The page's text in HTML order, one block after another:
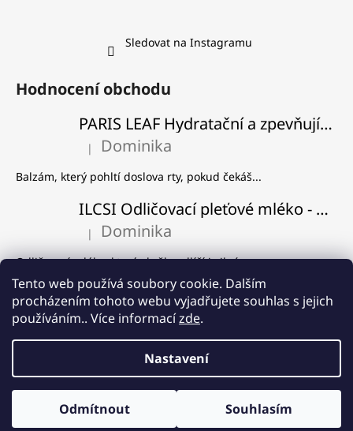
Tento web používá soubory cookie. Dalším
procházením tohoto webu vyjadřujete souhlas s jejich
používáním.. Více informacízde.
Nastavení
Odmítnout Souhlasím
8% SLEVA na produkt měsíce! ❤️ Pleťový peeling Mořský písek a
Sledovat na Instagramu
Hodnocení obchodu
PARIS LEAF Hydratační a zpevňující balzám na rty
Hodnocení produktu je 5 z 5 hvězdiček.
| Dominika
Balzám, který pohltí doslova rty, pokud čekáš...
ILCSI Odličovací pleťové mléko - Višeň a švestka
Hodnocení produktu je 5 z 5 hvězdiček.
| Dominika
Odličovací mléko, které skvěle odlíčí i silný...
ILCSI Čistící gel - Mydlice lékařská
Hodnocení produktu je 5 z 5 hvězdiček.
| Dominika
Copyright 2026PleťovaFarma.cz . Všechna práva vyhrazena.